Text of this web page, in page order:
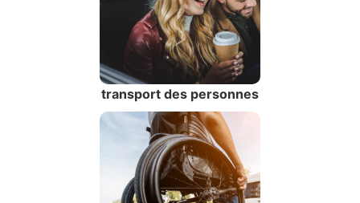
transport des personnes